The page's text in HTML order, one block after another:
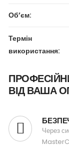
Об’єм:
Термін
використання:
ВІД ВАША
Через